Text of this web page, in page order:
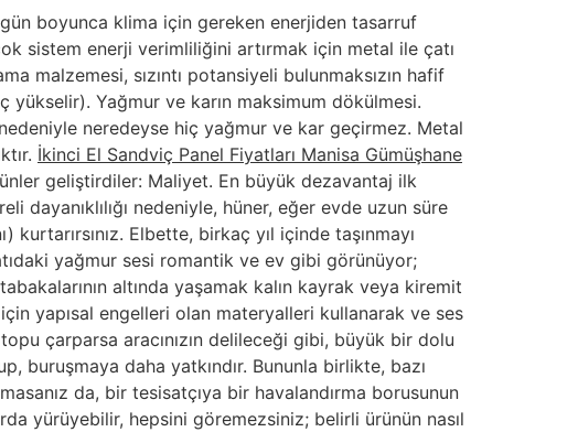
gün boyunca klima için gereken enerjiden tasarruf
sistem enerji verimliliğini artırmak için metal ile çatı
malzemesi, sızıntı potansiyeli bulunmaksızın hafif
yükselir). Yağmur ve karın maksimum dökülmesi.
neredeyse hiç yağmur ve kar geçirmez. Metal
İkinci El Sandviç Panel Fiyatları Manisa Gümüşhane
geliştirdiler: Maliyet. En büyük dezavantaj ilk
dayanıklılığı nedeniyle, hüner, eğer evde uzun süre
Elbette, birkaç yıl içinde taşınmayı
yağmur sesi romantik ve ev gibi görünüyor;
altında yaşamak kalın kayrak veya kiremit
yapısal engelleri olan materyalleri kullanarak ve ses
çarparsa aracınızın delileceği gibi, büyük bir dolu
buruşmaya daha yatkındır. Bununla birlikte, bazı
da, bir tesisatçıya bir havalandırma borusunun
yürüyebilir, hepsini göremezsiniz; belirli ürünün nasıl